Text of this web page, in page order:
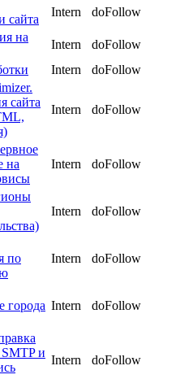
сайта
Intern
doFollow
на
Intern
doFollow
Intern
doFollow
сайта
Intern doFollow
на
Intern doFollow
Intern doFollow
по
Intern doFollow
города Intern doFollow
и
Intern doFollow